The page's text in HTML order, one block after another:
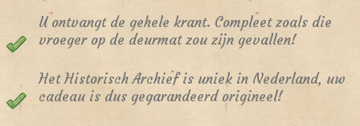
U ontvangt de gehele krant. Compleet zoals die
vroeger op de deurmat zou zijn gevallen!
Het Historisch Archief is uniek in Nederland, uw
cadeau is dus gegarandeerd origineel!